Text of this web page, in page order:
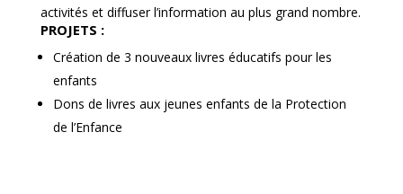
activités et diffuser l’information au plus grand nombre.
PROJETS :
Création de 3 nouveaux livres éducatifs pour les
enfants
Dons de livres aux jeunes enfants de la Protection
de l’Enfance